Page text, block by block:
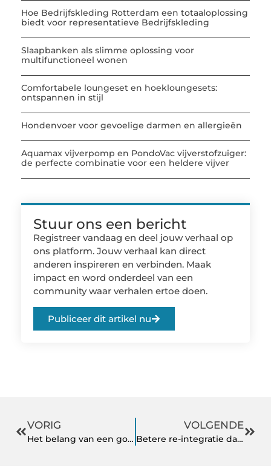
Hoe Bedrijfskleding Rotterdam een totaaloplossing
biedt voor representatieve Bedrijfskleding
Slaapbanken als slimme oplossing voor
multifunctioneel wonen
Comfortabele loungeset en hoekloungesets:
ontspannen in stijl
Hondenvoer voor gevoelige darmen en allergieën
Aquamax vijverpomp en PondoVac vijverstofzuiger:
de perfecte combinatie voor een heldere vijver
Stuur ons een bericht
Registreer vandaag en deel jouw verhaal op
ons platform. Jouw verhaal kan direct
anderen inspireren en verbinden. Maak
impact en word onderdeel van een
community waar verhalen ertoe doen.
Publiceer dit artikel nu
VORIG
Het belang van een goede price monitoring tool voor jouw bedrijf!
VOLGENDE
Betere re-integratie dankzij arbodienstverlening in Eindhoven